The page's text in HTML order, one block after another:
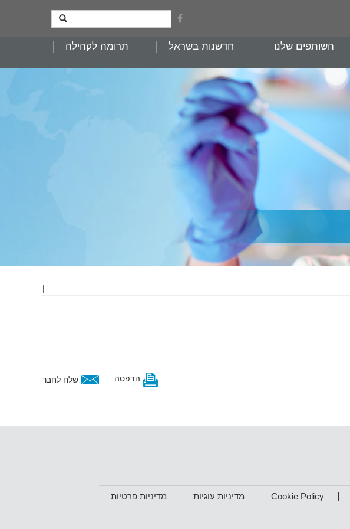
השותפים שלנו חדשנות בשראל
תרומה לקהילה
|
שלח לחבר הדפסה
Cookie Policy מדיניות עוגיות מדיניות פרטיות